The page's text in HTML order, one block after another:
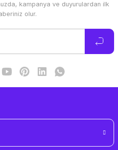
görüntülenemiyor.
kampanya ve duyurulardan ilk
olur.